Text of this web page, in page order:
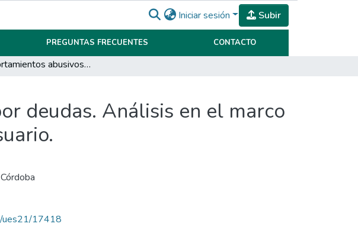
Iniciar sesión Subir
PREGUNTAS FRECUENTES CONTACTO
Comportamientos abusivos en el cobro por deudas. Análisis en el marco del régimen tuitivo del consumidor y/o usuario.
deudas. Análisis en el marco
ues21/17418